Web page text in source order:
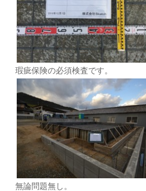
瑕疵保険の必須検査です。
無論問題無し。